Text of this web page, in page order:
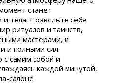
станет
тела. Позвольте себе
ритуалов и таинств,
мастерами, и
и полными сил.
с самим собой и
каждой минутой,
салоне.